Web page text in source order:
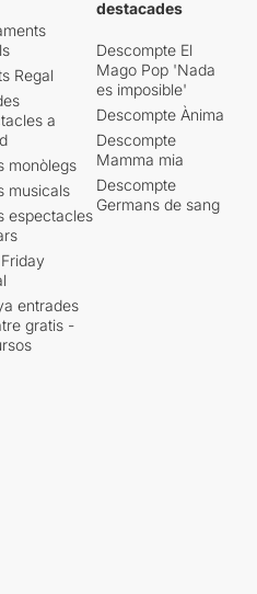
Regal
a
monòlegs
musicals
espectacles
entrades
gratis -
destacades
Descompte El
Mago Pop 'Nada
es imposible'
Descompte Ànima
Descompte
Mamma mia
Descompte
Germans de sang